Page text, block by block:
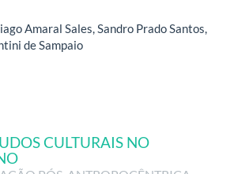
Amaral Sales, Sandro Prado Santos,
de Sampaio
CULTURAIS NO